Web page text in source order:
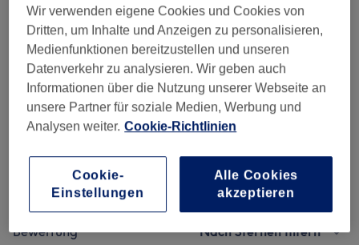
Sauberkeit
Service
Behandlung Alle Bewertungen
Bewertung Nach Sternen filtern
Wir verwenden eigene Cookies und Cookies von
Dritten, um Inhalte und Anzeigen zu personalisieren,
Medienfunktionen bereitzustellen und unseren
Datenverkehr zu analysieren. Wir geben auch
Informationen über die Nutzung unserer Webseite an
unsere Partner für soziale Medien, Werbung und
Analysen weiter. Cookie-Richtlinien
Cookie-
Einstellungen
Alle Cookies
akzeptieren